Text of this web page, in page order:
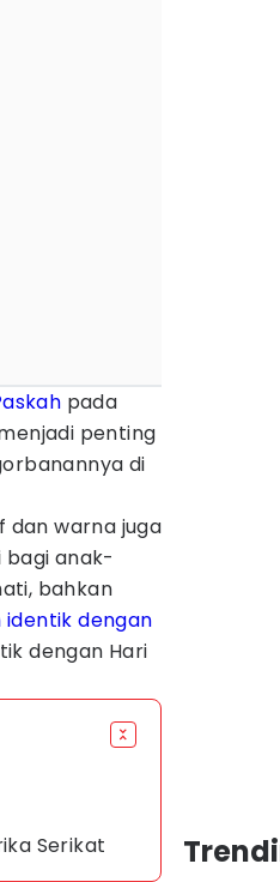
pada
penting
di
dan warna juga
bagi anak-
bahkan
identik dengan
dengan Hari
Serikat